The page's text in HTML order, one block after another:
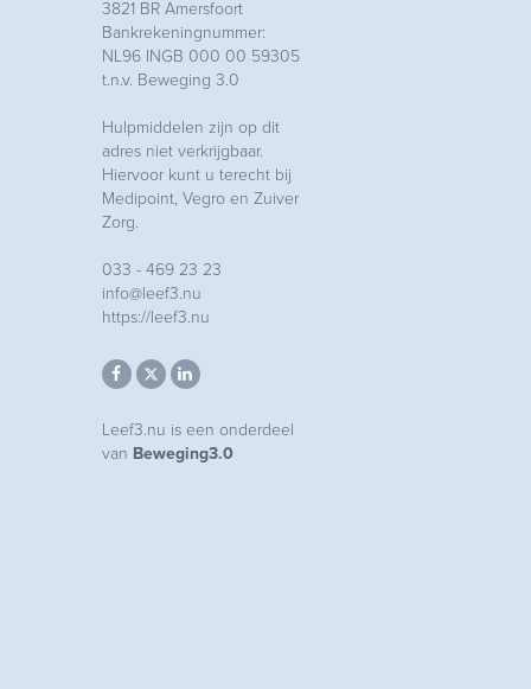
3821 BR Amersfoort
Bankrekeningnummer:
NL96 INGB 000 00 59305
t.n.v. Beweging 3.0
Hulpmiddelen zijn op dit
adres niet verkrijgbaar.
Hiervoor kunt u terecht bij
Medipoint, Vegro en Zuiver
Zorg.
033 - 469 23 23
info@leef3.nu
https://leef3.nu
Leef3.nu is een onderdeel
van Beweging3.0